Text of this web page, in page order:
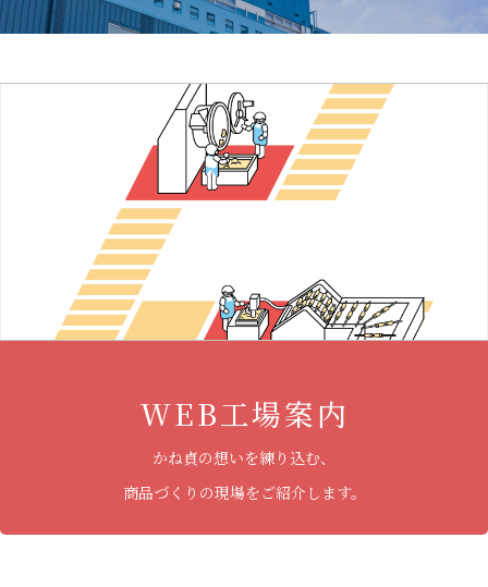
WEB工場案内
かね貞の想いを練り込む、
商品づくりの現場をご紹介します。